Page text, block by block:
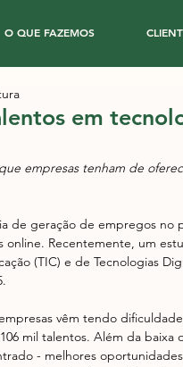
O QUE FAZEMOS
em
empresas tenham de
de geração de empregos no
Recentemente, um
(TIC) e de Tecnologias
vêm tendo
mil talentos. Além da
- melhores